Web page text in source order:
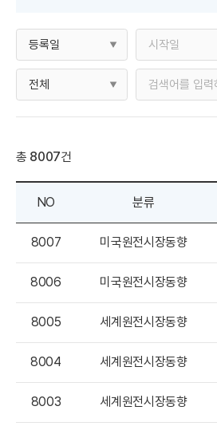
총 8007건
NO 분류
8007 미국원전시장동향
8006 미국원전시장동향
8005 세계원전시장동향
8004 세계원전시장동향
8003 세계원전시장동향